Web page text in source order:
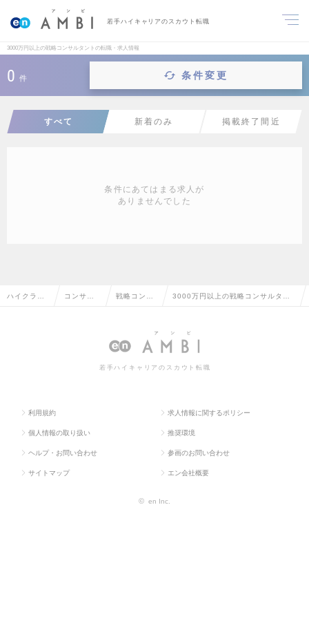
若手ハイキャリアのスカウト転職
3000万円以上の戦略コンサルタントの転職・求人情報
0 件 条件変更
すべて 新着のみ 掲載終了間近
条件にあてはまる求人が
ありませんでした
ハイクラス コンサル 戦略コンサ 3000万円以上の戦略コンサルタン
若手ハイキャリアのスカウト転職
利用規約 求人情報に関するポリシー
個人情報の取り扱い 推奨環境
ヘルプ・お問い合わせ 参画のお問い合わせ
サイトマップ エン会社概要
© en Inc.